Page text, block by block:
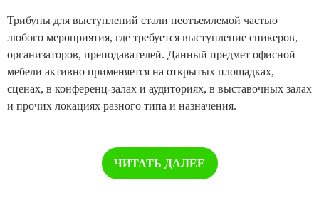
Трибуны для выступлений стали неотъемлемой частью
любого мероприятия, где требуется выступление спикеров,
организаторов, преподавателей. Данный предмет офисной
мебели активно применяется на открытых площадках,
сценах, в конференц-залах и аудиториях, в выставочных залах
и прочих локациях разного типа и назначения.
ЧИТАТЬ ДАЛЕЕ